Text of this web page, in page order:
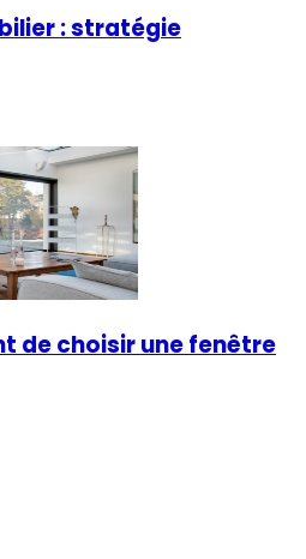
: stratégie
de choisir une fenêtre